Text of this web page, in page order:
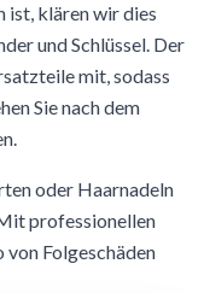
ist, klären wir dies
und Schlüssel. Der
mit, sodass
Sie nach dem
oder Haarnadeln
professionellen
Folgeschäden